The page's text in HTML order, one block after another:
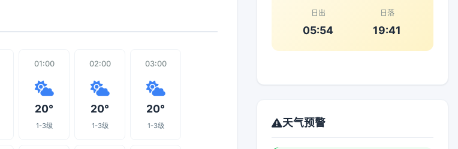
01:00
20°
1-3级
02:00
20°
1-3级
03:00
20°
1-3级
日出
05:54
日落
19:41
天气预警